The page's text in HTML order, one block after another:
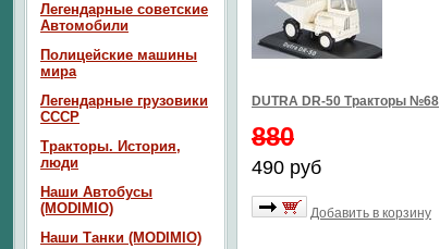
DUTRA DR-50 Тракторы №68
880
490 руб
Добавить в корзину
Легендарные советские
Автомобили
Полицейские машины
мира
Легендарные грузовики
СССР
Тракторы. История,
люди
Наши Автобусы
(MODIMIO)
Наши Танки (MODIMIO)